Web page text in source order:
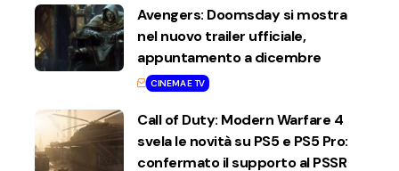
Avengers: Doomsday si mostra
nel nuovo trailer ufficiale,
appuntamento a dicembre
CINEMA E TV
Call of Duty: Modern Warfare 4
svela le novità su PS5 e PS5 Pro:
confermato il supporto al PSSR